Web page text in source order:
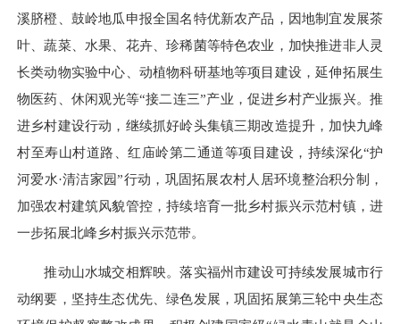
溪脐橙、鼓岭地瓜申报全国名特优新农产品，因地制宜发展茶
叶、蔬菜、水果、花卉、珍稀菌等特色农业，加快推进非人灵
长类动物实验中心、动植物科研基地等项目建设，延伸拓展生
物医药、休闲观光等“接二连三”产业，促进乡村产业振兴。推
进乡村建设行动，继续抓好岭头集镇三期改造提升，加快九峰
村至寿山村道路、红庙岭第二通道等项目建设，持续深化“护
河爱水·清洁家园”行动，巩固拓展农村人居环境整治积分制，
加强农村建筑风貌管控，持续培育一批乡村振兴示范村镇，进
一步拓展北峰乡村振兴示范带。
推动山水城交相辉映。落实福州市建设可持续发展城市行
动纲要，坚持生态优先、绿色发展，巩固拓展第三轮中央生态